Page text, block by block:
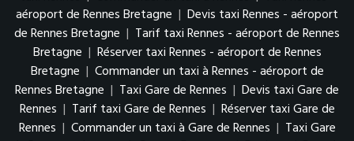
aéroport de Rennes Bretagne | Devis taxi Rennes - aéroport
de Rennes Bretagne | Tarif taxi Rennes - aéroport de Rennes
Bretagne | Réserver taxi Rennes - aéroport de Rennes
Bretagne | Commander un taxi à Rennes - aéroport de
Rennes Bretagne | Taxi Gare de Rennes | Devis taxi Gare de
Rennes | Tarif taxi Gare de Rennes | Réserver taxi Gare de
Rennes | Commander un taxi à Gare de Rennes | Taxi Gare